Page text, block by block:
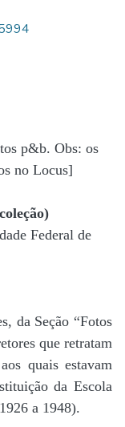
p&b. Obs: os
no Locus]
Federal de
da Seção “Fotos
que retratam
quais estavam
da Escola
a 1948).